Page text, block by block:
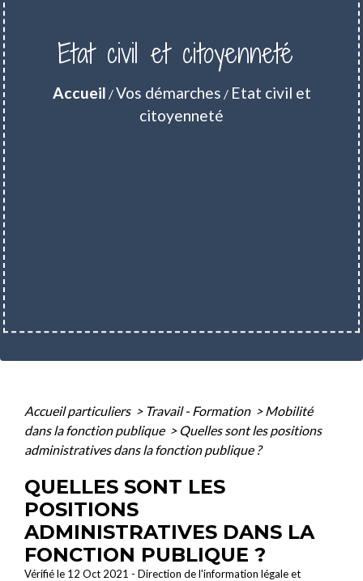
Etat civil et citoyenneté
Accueil /Vos démarches / Etat civil et
citoyenneté
Accueil particuliers > Travail - Formation > Mobilité
dans la fonction publique > Quelles sont les positions
administratives dans la fonction publique ?
QUELLES SONT LES
POSITIONS
ADMINISTRATIVES DANS LA
FONCTION PUBLIQUE ?
Vérifié le 12 Oct 2021 - Direction de l'information légale et